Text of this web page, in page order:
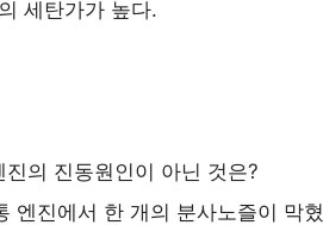
세탄가가 높다.
진의 진동원인이 아닌 것은?
진에서 한 개의 분사노즐이 막